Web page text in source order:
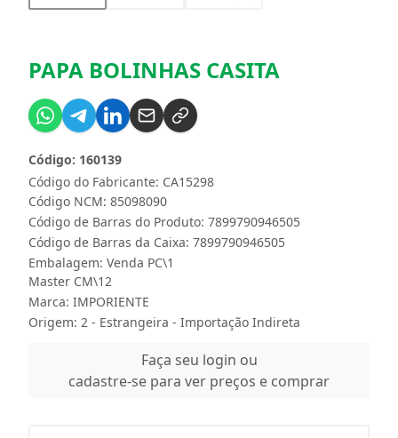
PAPA BOLINHAS CASITA
Código do Fabricante: CA15298
Código: 160139
Código NCM: 85098090
Código de Barras do Produto: 7899790946505
Código de Barras da Caixa: 7899790946505
Embalagem: Venda PC\1
Master CM\12
Marca: IMPORIENTE
Origem: 2 - Estrangeira - Importação Indireta
Faça seu login ou
cadastre-se para ver preços e comprar